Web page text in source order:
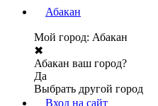
Абакан
Мой город: Абакан
✖
Абакан ваш город?
Да
Выбрать другой город
Вход на сайт